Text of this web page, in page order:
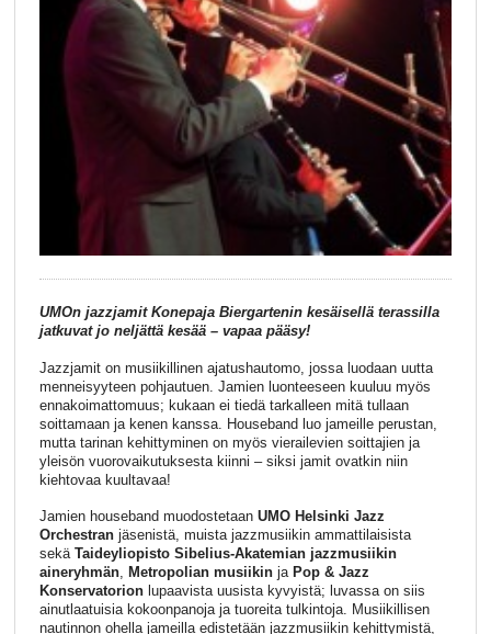
UMOn jazzjamit Konepaja Biergartenin kesäisellä terassilla
jatkuvat jo neljättä kesää – vapaa pääsy!
Jazzjamit on musiikillinen ajatushautomo, jossa luodaan uutta
menneisyyteen pohjautuen. Jamien luonteeseen kuuluu myös
ennakoimattomuus; kukaan ei tiedä tarkalleen mitä tullaan
soittamaan ja kenen kanssa. Houseband luo jameille perustan,
mutta tarinan kehittyminen on myös vierailevien soittajien ja
yleisön vuorovaikutuksesta kiinni – siksi jamit ovatkin niin
kiehtovaa kuultavaa!
Jamien houseband muodostetaan UMO Helsinki Jazz
Orchestran jäsenistä, muista jazzmusiikin ammattilaisista
sekä Taideyliopisto Sibelius-Akatemian jazzmusiikin
aineryhmän, Metropolian musiikinja Pop & Jazz
Konservatorionlupaavista uusista kyvyistä; luvassa on siis
ainutlaatuisia kokoonpanoja ja tuoreita tulkintoja. Musiikillisen
nautinnon ohella jameilla edistetään jazzmusiikin kehittymistä,